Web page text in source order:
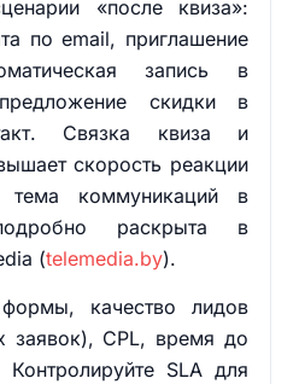
«после квиза»:
по email, приглашение
запись в
скидки в
Связка квиза и
скорость реакции
коммуникаций в
раскрыта в
(telemedia.by).
качество лидов
заявок), CPL, время до
Контролируйте SLA для